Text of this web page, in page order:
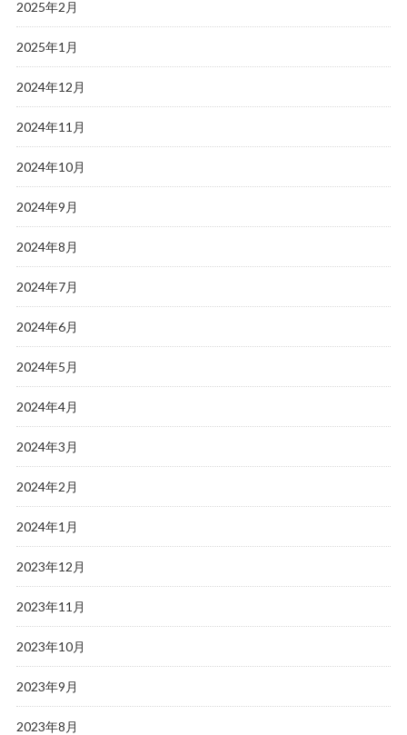
2025年2月
2025年1月
2024年12月
2024年11月
2024年10月
2024年9月
2024年8月
2024年7月
2024年6月
2024年5月
2024年4月
2024年3月
2024年2月
2024年1月
2023年12月
2023年11月
2023年10月
2023年9月
2023年8月